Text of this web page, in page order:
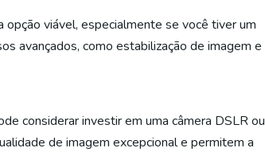
viável, especialmente se você tiver um
avançados, como estabilização de imagem e
considerar investir em uma câmera DSLR ou
de imagem excepcional e permitem a